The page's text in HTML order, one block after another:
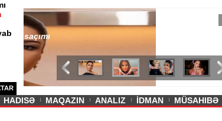
/ MAQAZIN /
— 11 İyul 2026
Sevda Yahyayevanın qısa ətəyi tənqid olundu -
VİDEO
HADISƏ MAQAZIN ANALIZ İDMAN MÜSAHIBƏ